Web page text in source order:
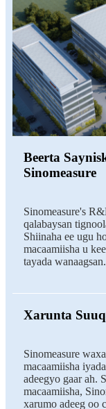
Beerta
Sinomeasure
Sinomeasure's
qalabaysan
Shiinaha ee ugu
macaamiisha u
tayada wanaagsan.
Xarunta
Sinomeasure
macaamiisha
adeegyo gaar ah.
macaamiisha,
xarumo adeeg oo